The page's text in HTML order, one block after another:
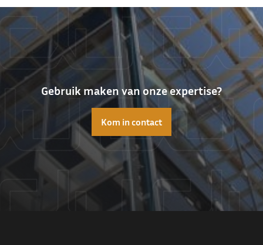
Gebruik maken van onze expertise?
Kom in contact